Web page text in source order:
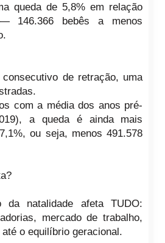
queda de 5,8% em relação
146.366 bebês a menos
de retração, uma
com a média dos anos pré-
a queda é ainda mais
ou seja, menos 491.578
da natalidade afeta TUDO:
mercado de trabalho,
o equilíbrio geracional.